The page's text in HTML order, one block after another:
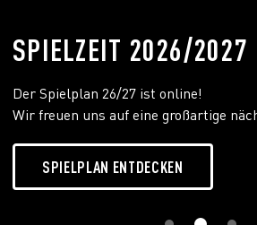
SPIELZEIT 2026/2027
Der Spielplan 26/27 ist online!
Wir freuen uns auf eine großartige
SPIELPLAN ENTDECKEN